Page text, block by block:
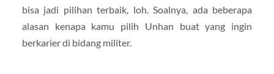
bisa jadi pilihan terbaik, loh. Soalnya, ada beberapa
alasan kenapa kamu pilih Unhan buat yang ingin
berkarier di bidang militer.